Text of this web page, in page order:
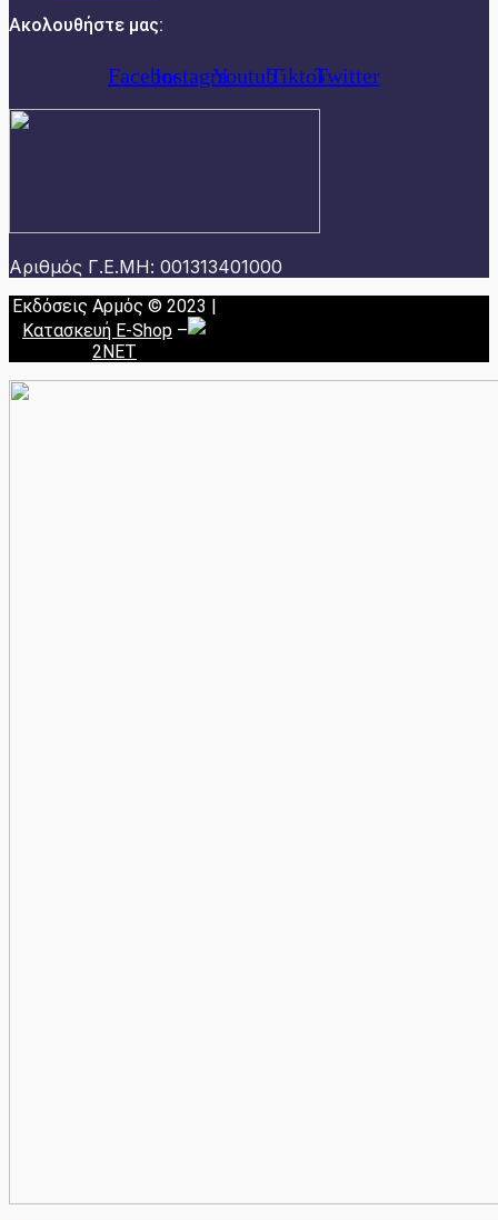
Ακολουθήστε μας:
FacebookInstagramYoutubeTiktokTwitter
Αριθμός Γ.Ε.ΜΗ: 001313401000
Εκδόσεις Αρμός © 2023 |
Κατασκευή E-Shop –
2NET